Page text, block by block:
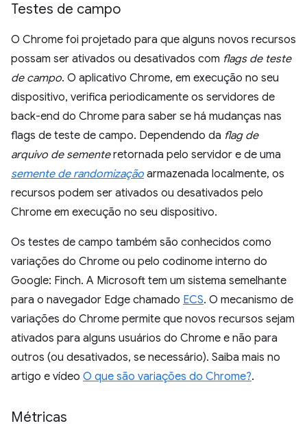
Testes de campo
O Chrome foi projetado para que alguns novos recursos
possam ser ativados ou desativados com flags de teste
de campo. O aplicativo Chrome, em execução no seu
dispositivo, verifica periodicamente os servidores de
back-end do Chrome para saber se há mudanças nas
flags de teste de campo. Dependendo da flag de
arquivo de sementeretornada pelo servidor e de uma
semente de randomização armazenada localmente, os
recursos podem ser ativados ou desativados pelo
Chrome em execução no seu dispositivo.
Os testes de campo também são conhecidos como
variações do Chrome ou pelo codinome interno do
Google: Finch. A Microsoft tem um sistema semelhante
para o navegador Edge chamado ECS. O mecanismo de
variações do Chrome permite que novos recursos sejam
ativados para alguns usuários do Chrome e não para
outros (ou desativados, se necessário). Saiba mais no
artigo e vídeo O que são variações do Chrome?.
Métricas